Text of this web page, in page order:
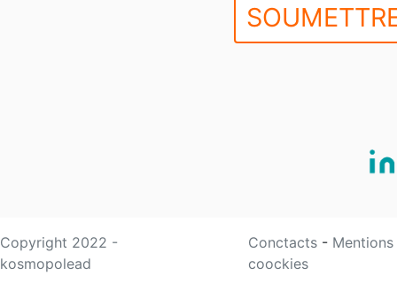
Copyright 2022 -
kosmopolead
Conctacts -
coockies